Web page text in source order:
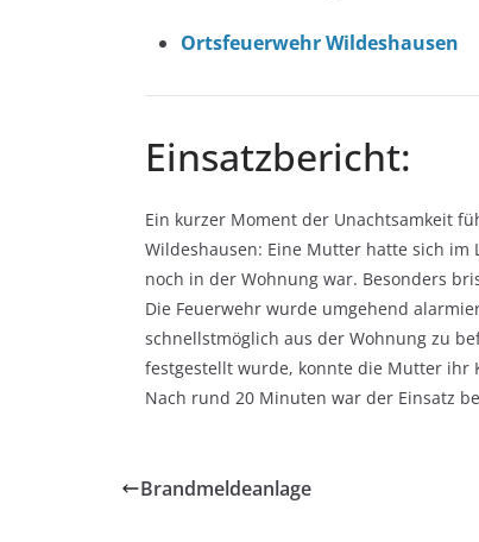
Ortsfeuerwehr Wildeshausen
Einsatzbericht:
Ein kurzer Moment der Unachtsamkeit
Wildeshausen: Eine Mutter hatte sich
noch in der Wohnung war. Besonders
Die Feuerwehr wurde umgehend
schnellstmöglich aus der Wohnung zu
festgestellt wurde, konnte die Mutter ihr
Nach rund 20 Minuten war der Einsatz
Brandmeldeanlage